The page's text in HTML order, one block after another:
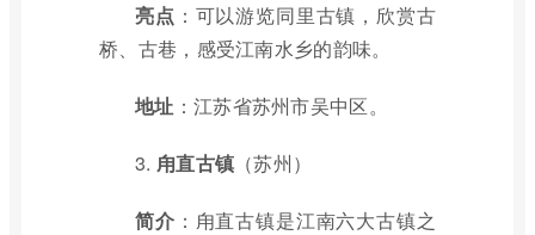
亮点 ：可以游览同里古镇，欣赏古
桥、古巷，感受江南水乡的韵味。
地址 ：江苏省苏州市吴中区。
3. 甪直古镇 （苏州）
简介 ：甪直古镇是江南六大古镇之